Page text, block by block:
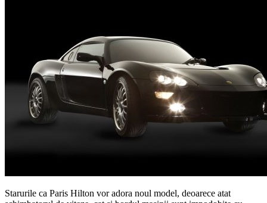
Starurile ca Paris Hilton vor adora noul model, deoarece atat